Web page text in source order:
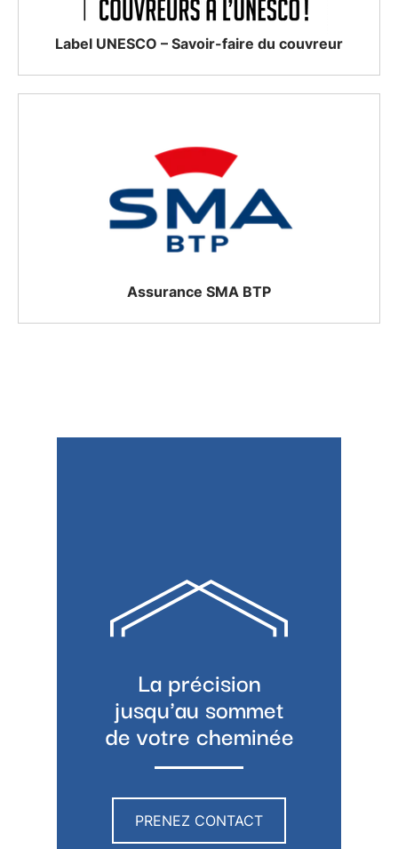
Label UNESCO – Savoir-faire du couvreur
Assurance SMA BTP
La précision
jusqu'au sommet
de votre cheminée
PRENEZ CONTACT